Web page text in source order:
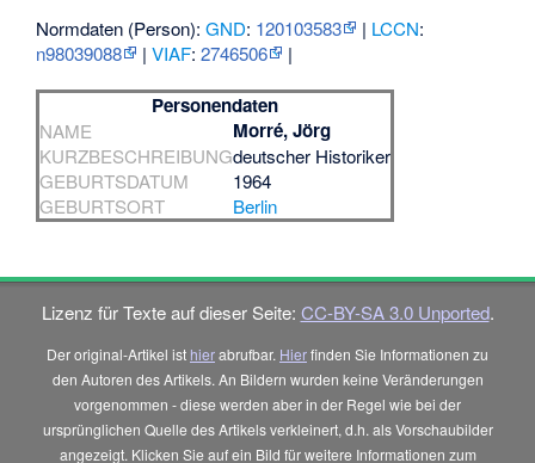
Normdaten (Person):GND: 120103583 | LCCN:
n98039088
|VIAF:2746506 |
Personendaten
NAME Morré, Jörg
KURZBESCHREIBUNGdeutscher Historiker
GEBURTSDATUM
1964
GEBURTSORT
Berlin
Lizenz für Texte auf dieser Seite: CC-BY-SA 3.0 Unported.
Der original-Artikel ist hierabrufbar. Hierfinden Sie Informationen zu
den Autoren des Artikels. An Bildern wurden keine Veränderungen
vorgenommen - diese werden aber in der Regel wie bei der
ursprünglichen Quelle des Artikels verkleinert, d.h. als Vorschaubilder
angezeigt. Klicken Sie auf ein Bild für weitere Informationen zum